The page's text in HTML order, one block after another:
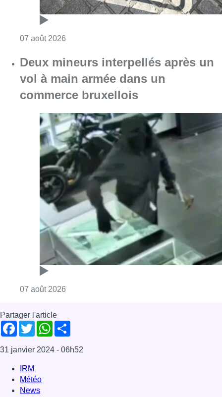
07 août 2026
Deux mineurs interpellés après un
vol à main armée dans un
commerce bruxellois
07 août 2026
Partager l'article
Facebook
TwitterWhatsApp
31 janvier 2024 - 06h52
IRM
Météo
News